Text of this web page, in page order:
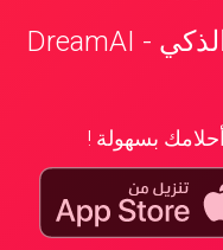
📱 تطبيق تفسير الأحلام الذكي - DreamAI
بسهولة !